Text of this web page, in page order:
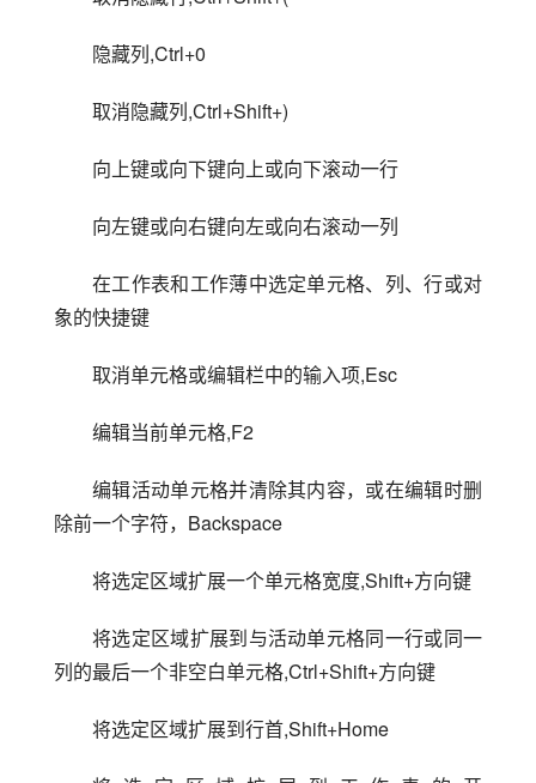
隐藏列,Ctrl+0
取消隐藏列,Ctrl+Shift+)
向上键或向下键向上或向下滚动一行
向左键或向右键向左或向右滚动一列
在工作表和工作薄中选定单元格、列、行或对
象的快捷键
取消单元格或编辑栏中的输入项,Esc
编辑当前单元格,F2
编辑活动单元格并清除其内容，或在编辑时删
除前一个字符，Backspace
将选定区域扩展一个单元格宽度,Shift+方向键
将选定区域扩展到与活动单元格同一行或同一
列的最后一个非空白单元格,Ctrl+Shift+方向键
将选定区域扩展到行首,Shift+Home